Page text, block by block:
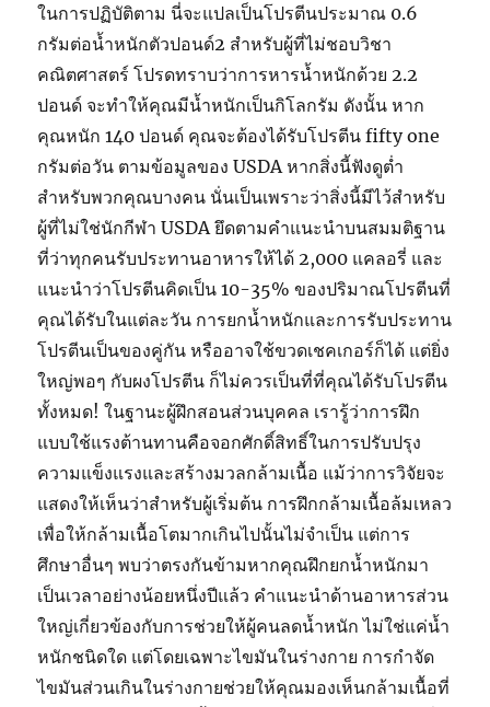
ในการปฏิบัติตาม นี่จะแปลเป็นโปรตีนประมาณ 0.6
กรัมต่อน้ำหนักตัวปอนด์2 สำหรับผู้ที่ไม่ชอบวิชา
คณิตศาสตร์ โปรดทราบว่าการหารน้ำหนักด้วย 2.2
ปอนด์ จะทำให้คุณมีน้ำหนักเป็นกิโลกรัม ดังนั้น หาก
คุณหนัก 140 ปอนด์ คุณจะต้องได้รับโปรตีน fifty one
กรัมต่อวัน ตามข้อมูลของ USDA หากสิ่งนี้ฟังดูต่ำ
สำหรับพวกคุณบางคน นั่นเป็นเพราะว่าสิ่งนี้มีไว้สำหรับ
ผู้ที่ไม่ใช่นักกีฬา USDA ยึดตามคำแนะนำบนสมมติฐาน
ที่ว่าทุกคนรับประทานอาหารให้ได้ 2,000 แคลอรี่ และ
แนะนำว่าโปรตีนคิดเป็น 10-35% ของปริมาณโปรตีนที่
คุณได้รับในแต่ละวัน การยกน้ำหนักและการรับประทาน
โปรตีนเป็นของคู่กัน หรืออาจใช้ขวดเชคเกอร์ก็ได้ แต่ยิ่ง
ใหญ่พอๆ กับผงโปรตีน ก็ไม่ควรเป็นที่ที่คุณได้รับโปรตีน
ทั้งหมด! ในฐานะผู้ฝึกสอนส่วนบุคคล เรารู้ว่าการฝึก
แบบใช้แรงต้านทานคือจอกศักดิ์สิทธิ์ในการปรับปรุง
ความแข็งแรงและสร้างมวลกล้ามเนื้อ แม้ว่าการวิจัยจะ
แสดงให้เห็นว่าสำหรับผู้เริ่มต้น การฝึกกล้ามเนื้อล้มเหลว
เพื่อให้กล้ามเนื้อโตมากเกินไปนั้นไม่จำเป็น แต่การ
ศึกษาอื่นๆ พบว่าตรงกันข้ามหากคุณฝึกยกน้ำหนักมา
เป็นเวลาอย่างน้อยหนึ่งปีแล้ว คำแนะนำด้านอาหารส่วน
ใหญ่เกี่ยวข้องกับการช่วยให้ผู้คนลดน้ำหนัก ไม่ใช่แค่น้ำ
หนักชนิดใด แต่โดยเฉพาะไขมันในร่างกาย การกำจัด
ไขมันส่วนเกินในร่างกายช่วยให้คุณมองเห็นกล้ามเนื้อที่